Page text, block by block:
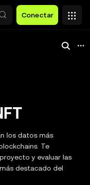
Conectar
los datos más
Te
y evaluar las
destacado del